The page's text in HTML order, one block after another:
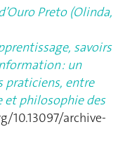
Preto (Olinda,
savoirs
: un
praticiens, entre
et philosophie des
10.13097/archive-